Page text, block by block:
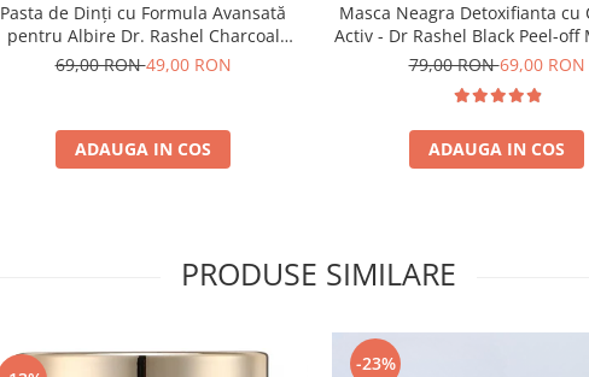
Pasta de Dinți cu Formula Avansată
pentru Albire Dr. Rashel Charcoal
Whitening Toothpaste-100 ml
69,00 RON49,00 RON
ADAUGA IN COS
Masca Neagra Detoxifianta cu
Activ - Dr Rashel Black Peel-off
ml
79,00 RON69,00 RON
ADAUGA IN COS
PRODUSE SIMILARE
-23%